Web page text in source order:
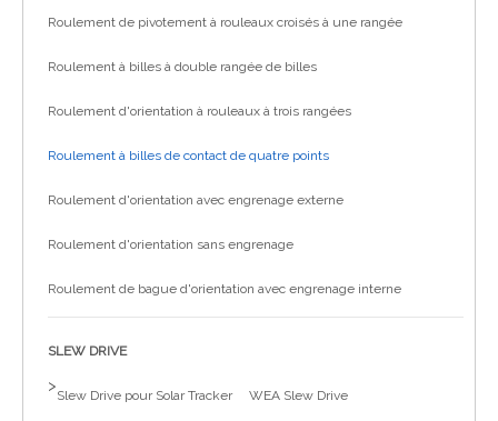
Roulement de pivotement à rouleaux croisés à une rangée
Roulement à billes à double rangée de billes
Roulement d'orientation à rouleaux à trois rangées
Roulement à billes de contact de quatre points
Roulement d'orientation avec engrenage externe
Roulement d'orientation sans engrenage
Roulement de bague d'orientation avec engrenage interne
SLEW DRIVE
>
Slew Drive pour Solar Tracker WEA Slew Drive